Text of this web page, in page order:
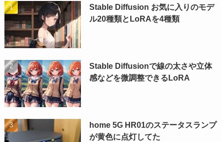
Stable Diffusion お気に入りのモデ
ル20種類とLoRAを4種類
Stable Diffusionで線の太さや立体
感などを微調整できるLoRA
home 5G HR01のステータスランプ
が黄色に点灯してた